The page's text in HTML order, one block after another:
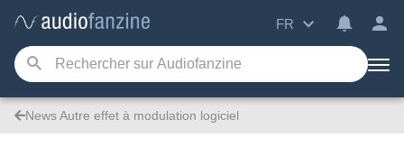
FR
News Autre effet à modulation logiciel